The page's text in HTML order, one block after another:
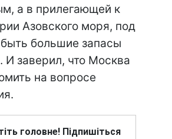
а в прилегающей к
Азовского моря, под
большие запасы
И заверил, что Москва
на вопросе
головне! Підпишіться